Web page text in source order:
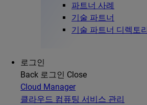
파트너 사례
기술 파트너
기술 파트너 디렉토리
로그인
Back 로그인 Close
Cloud Manager
클라우드 컴퓨팅 서비스 관리